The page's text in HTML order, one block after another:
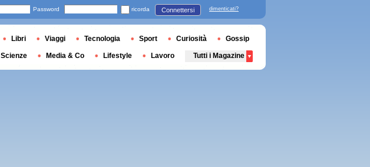
Password ricorda Connettersi dimenticati?
Libri Viaggi Tecnologia Sport Curiosità Gossip
Scienze Media & Co Lifestyle Lavoro Tutti i Magazine